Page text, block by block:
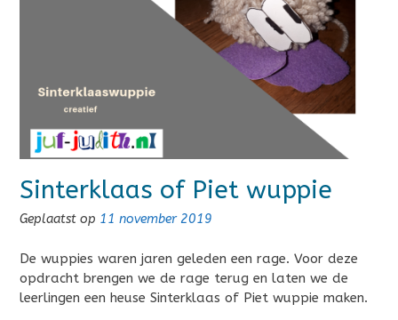
Sinterklaas of Piet wuppie
Geplaatst op 11 november 2019
De wuppies waren jaren geleden een rage. Voor deze
opdracht brengen we de rage terug en laten we de
leerlingen een heuse Sinterklaas of Piet wuppie maken.